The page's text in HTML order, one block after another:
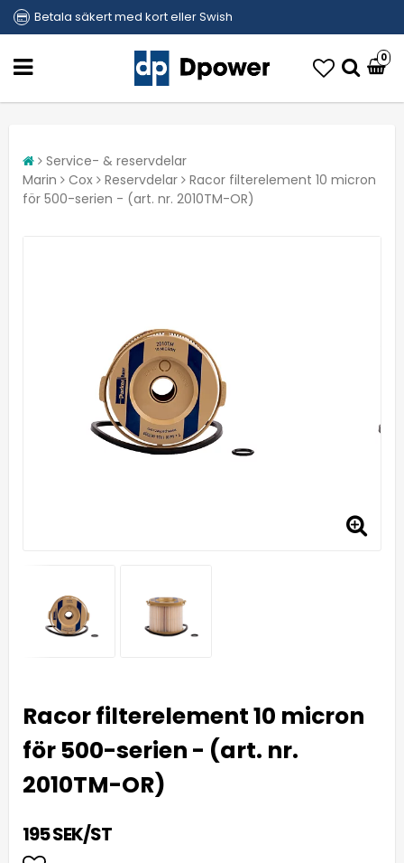
Betala säkert med kort eller Swish
0
Service- & reservdelar
Marin
Cox Reservdelar
Racor filterelement 10 micron
för 500-serien - (art. nr. 2010TM-OR)
Racor filterelement 10 micron
för 500-serien - (art. nr.
2010TM-OR)
195 SEK/ST